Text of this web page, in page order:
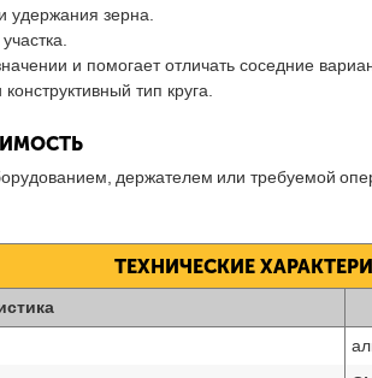
зерна.
и помогает отличать соседние
тип круга.
держателем или требуемой
ТЕХНИЧЕСКИЕ